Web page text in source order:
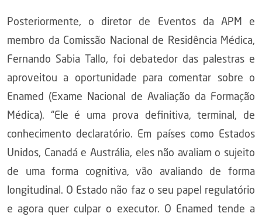
Posteriormente, o diretor de Eventos da APM e
membro da Comissão Nacional de Residência Médica,
Fernando Sabia Tallo, foi debatedor das palestras e
aproveitou a oportunidade para comentar sobre o
Enamed (Exame Nacional de Avaliação da Formação
Médica). “Ele é uma prova definitiva, terminal, de
conhecimento declaratório. Em países como Estados
Unidos, Canadá e Austrália, eles não avaliam o sujeito
de uma forma cognitiva, vão avaliando de forma
longitudinal. O Estado não faz o seu papel regulatório
e agora quer culpar o executor. O Enamed tende a